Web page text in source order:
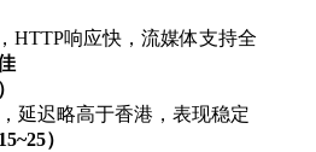
HTTP响应快，流媒体支持全
延迟略高于香港，表现稳定
）